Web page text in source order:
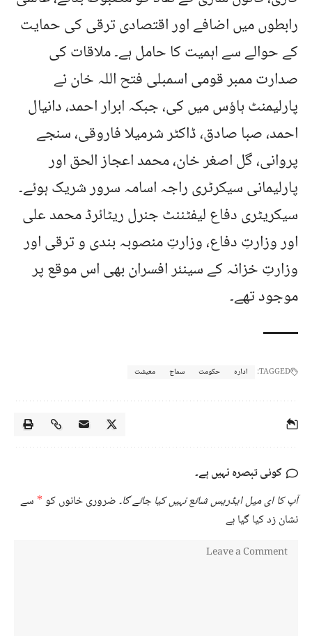
رابطوں میں اضافے اور اقتصادی ترقی کی حمایت
کے حوالے سے اہمیت کا حامل ہے۔ ملاقات کی
صدارت ممبر قومی اسمبلی فتح اللہ خان نے
پارلیمنٹ ہاؤس میں کی، جبکہ ابرار احمد، دانیال
احمد، صبا صادق، ڈاکٹر شرمیلا فاروقی، سنجے
پروانی، گل اصغر خان، محمد اعجاز الحق اور
پارلیمانی سیکرٹری راجہ اسامہ سرور شریک ہوئے۔
سیکریٹری دفاع لیفٹننٹ جنرل ریٹائرڈ محمد علی
اور وزارتِ دفاع، وزارتِ منصوبہ بندی و ترقی اور
وزارتِ خزانہ کے سینئر افسران بھی اس موقع پر
موجود تھے۔
TAGGED: ادارہ حکومت سماج معیشت
کوئی تبصرہ نہیں ہے۔
آپ کا ای میل ایڈریس شائع نہیں کیا جائے گا۔ضروری خانوں کو* سے
نشان زد کیا گیا ہے